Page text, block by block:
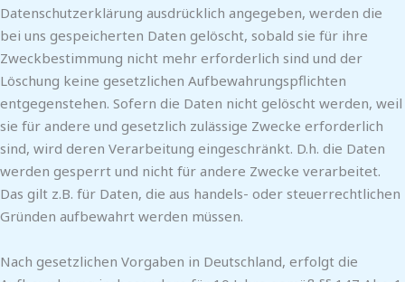
Datenschutzerklärung ausdrücklich angegeben, werden die
bei uns gespeicherten Daten gelöscht, sobald sie für ihre
Zweckbestimmung nicht mehr erforderlich sind und der
Löschung keine gesetzlichen Aufbewahrungspflichten
entgegenstehen. Sofern die Daten nicht gelöscht werden, weil
sie für andere und gesetzlich zulässige Zwecke erforderlich
sind, wird deren Verarbeitung eingeschränkt. D.h. die Daten
werden gesperrt und nicht für andere Zwecke verarbeitet.
Das gilt z.B. für Daten, die aus handels- oder steuerrechtlichen
Gründen aufbewahrt werden müssen.
Nach gesetzlichen Vorgaben in Deutschland, erfolgt die